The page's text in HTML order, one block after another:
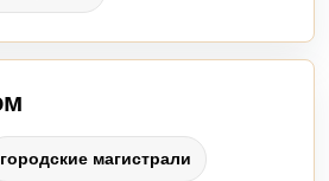
городские магистрали